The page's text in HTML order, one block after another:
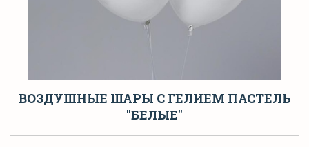
ВОЗДУШНЫЕ ШАРЫ С ГЕЛИЕМ ПАСТЕЛЬ
"БЕЛЫЕ"